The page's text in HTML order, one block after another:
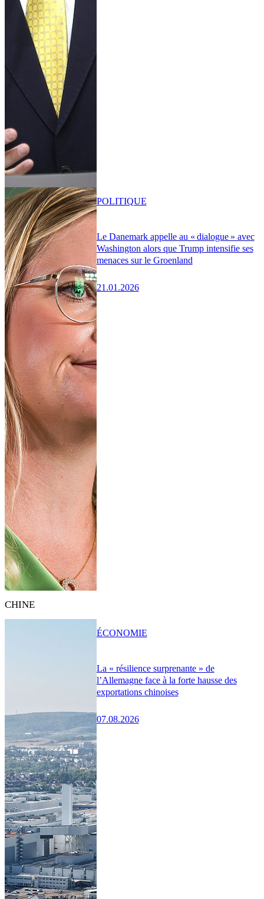
Le Danemark appelle au « dialogue » avec
Washington alors que Trump intensifie ses
menaces sur le Groenland
21.01.2026
POLITIQUE
CHINE
La « résilience surprenante » de
l’Allemagne face à la forte hausse des
exportations chinoises
07.08.2026
ÉCONOMIE